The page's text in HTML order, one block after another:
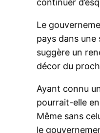
continuer
Le
pays dans
suggère un
décor du
Ayant connu
pourrait-elle
Même sans
le